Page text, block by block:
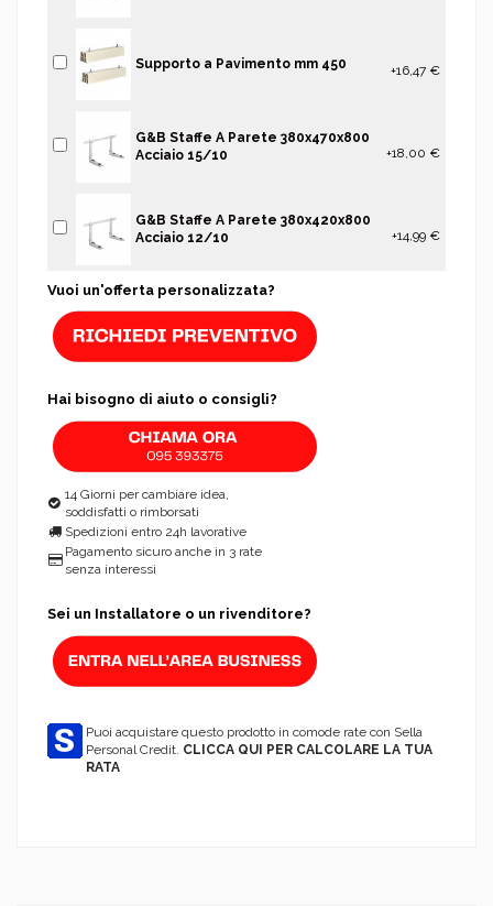
Supporto a Pavimento mm 450 +16,47 €
G&B Staffe A Parete 380x470x800
Acciaio 15/10
+18,00 €
G&B Staffe A Parete 380x420x800
Acciaio 12/10
+14,99 €
Vuoi un'offerta personalizzata?
Hai bisogno di aiuto o consigli?
14 Giorni per cambiare idea,
soddisfatti o rimborsati
Spedizioni entro 24h lavorative
Pagamento sicuro anche in 3 rate
senza interessi
Sei un Installatore o un rivenditore?
Puoi acquistare questo prodotto in comode rate con Sella
Personal Credit. CLICCA QUI PER CALCOLARE LA TUA
RATA